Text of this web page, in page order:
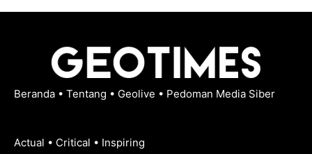
Beranda • Tentang • Geolive • Pedoman Media Siber
Actual • Critical • Inspiring